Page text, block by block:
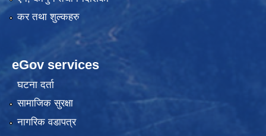
कर तथा शुल्कहरु
eGov services
घटना दर्ता
सामाजिक सुरक्षा
नागरिक वडापत्र